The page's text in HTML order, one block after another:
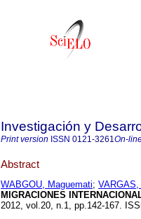
Investigación y
Print version ISSN 0121-3261On-
Abstract
WABGOU, Maguemati; VARGAS,
MIGRACIONES
2012, vol.20, n.1, pp.142-167.